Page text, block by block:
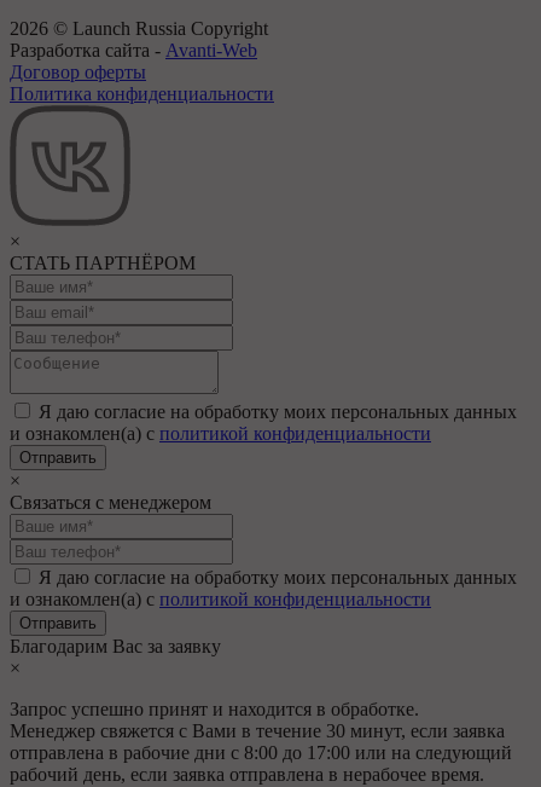
2026 © Launch Russia Copyright
Разработка сайта - Avanti-Web
Договор оферты
Политика конфиденциальности
×
СТАТЬ ПАРТНЁРОМ
Я даю согласие на обработку моих персональных данных
и ознакомлен(а) с политикой конфиденциальности
×
Связаться с менеджером
Я даю согласие на обработку моих персональных данных
и ознакомлен(а) с политикой конфиденциальности
Благодарим Вас за заявку
×
Запрос успешно принят и находится в обработке.
Менеджер свяжется с Вами в течение 30 минут, если заявка
отправлена в рабочие дни с 8:00 до 17:00 или на следующий
рабочий день, если заявка отправлена в нерабочее время.